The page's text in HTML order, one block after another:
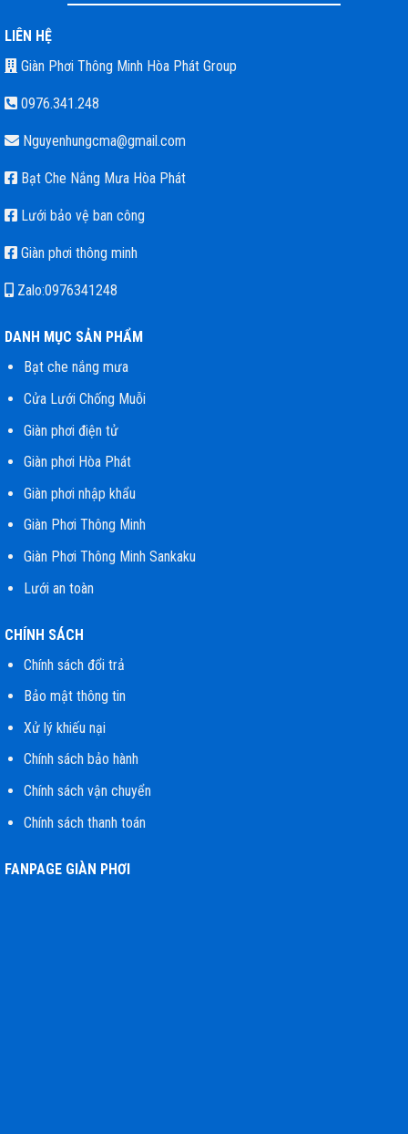
LIÊN HỆ
Giàn Phơi Thông Minh Hòa Phát Group
0976.341.248
Nguyenhungcma@gmail.com
Bạt Che Nắng Mưa Hòa Phát
Lưới bảo vệ ban công
Giàn phơi thông minh
Zalo:0976341248
DANH MỤC SẢN PHẨM
Bạt che nắng mưa
Cửa Lưới Chống Muỗi
Giàn phơi điện tử
Giàn phơi Hòa Phát
Giàn phơi nhập khẩu
Giàn Phơi Thông Minh
Giàn Phơi Thông Minh Sankaku
Lưới an toàn
CHÍNH SÁCH
Chính sách đổi trả
Bảo mật thông tin
Xử lý khiếu nại
Chính sách bảo hành
Chính sách vận chuyển
Chính sách thanh toán
FANPAGE GIÀN PHƠI